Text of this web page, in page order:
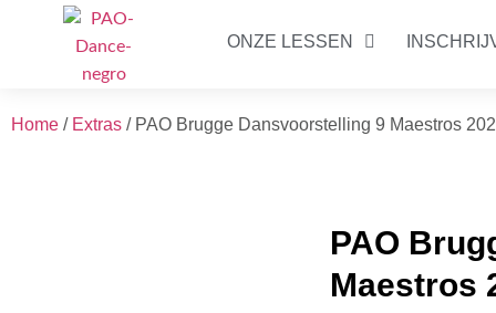
ONZE LESSEN
Home / Extras / PAO Brugge Dansvoorstelling 9 Maestros
PAO
Maestros